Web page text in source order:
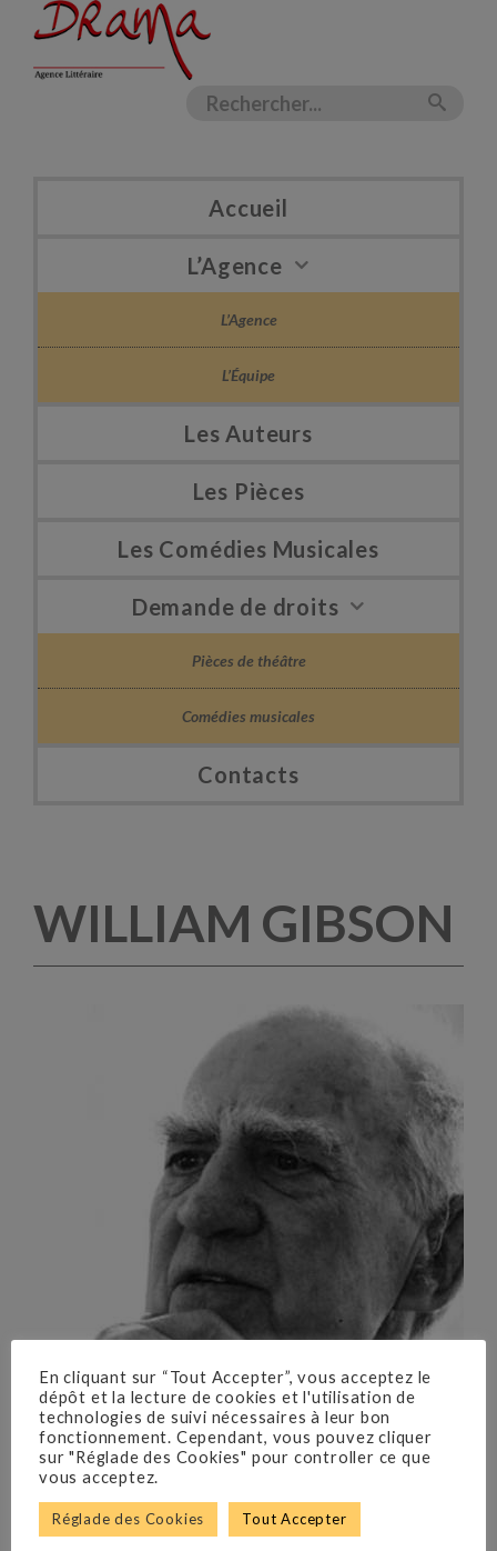
Accueil
L’Agence
L’Agence
L’Équipe
Les Auteurs
Les Pièces
Les Comédies Musicales
Demande de droits
Pièces de théâtre
Comédies musicales
Contacts
WILLIAM GIBSON
En cliquant sur “Tout Accepter”, vous acceptez le
dépôt et la lecture de cookies et l'utilisation de
technologies de suivi nécessaires à leur bon
fonctionnement. Cependant, vous pouvez cliquer
sur "Réglade des Cookies" pour controller ce que
vous acceptez.
Réglade des Cookies Tout Accepter